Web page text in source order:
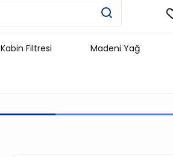
Kabin Filtresi Madeni Yağ